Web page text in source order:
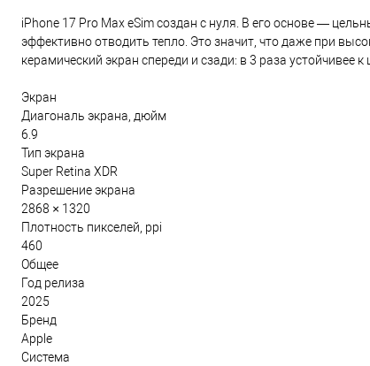
iPhone 17 Pro Max eSim создан с нуля. В его основе —
эффективно отводить тепло. Это значит, что даже при
керамический экран спереди и сзади: в 3 раза
Экран
Диагональ экрана, дюйм
6.9
Тип экрана
Super Retina XDR
Разрешение экрана
2868 × 1320
Плотность пикселей, ppi
460
Общее
Год релиза
2025
Бренд
Apple
Система